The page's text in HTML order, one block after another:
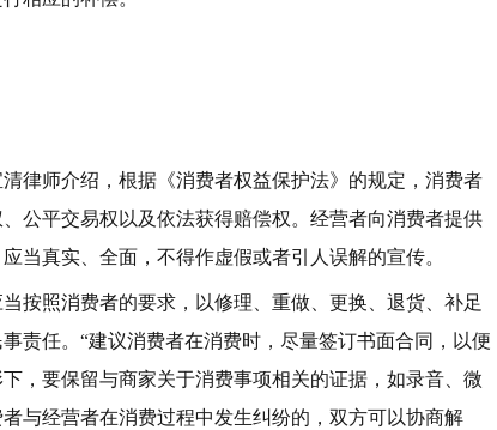
律师介绍，根据《消费者权益保护法》的规定，消费者
公平交易权以及依法获得赔偿权。经营者向消费者提供
当真实、全面，不得作虚假或者引人误解的宣传。
按照消费者的要求，以修理、重做、更换、退货、补足
责任。“建议消费者在消费时，尽量签订书面合同，以便
，要保留与商家关于消费事项相关的证据，如录音、微
与经营者在消费过程中发生纠纷的，双方可以协商解